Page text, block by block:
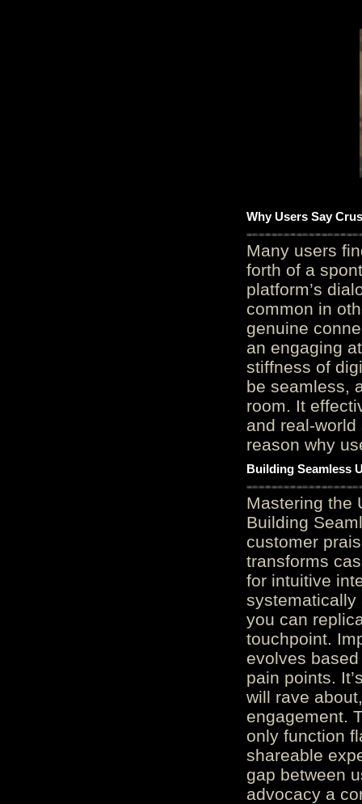
Why Users Say
Many users
forth of a
platform’s
common in
genuine
an engaging
stiffness of
be seamless,
room. It
and real-
reason why
Building Seamless
Mastering the
Building
customer
transforms
for intuitive
systematically
you can
touchpoint.
evolves
pain points.
will rave
engagement.
only function
shareable
gap between
advocacy a